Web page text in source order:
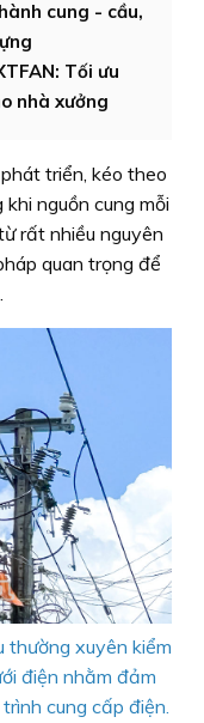
cung - cầu,
Tối ưu
nhà xưởng
triển, kéo theo
nguồn cung mỗi
rất nhiều nguyên
quan trọng để
thường xuyên kiểm
điện nhằm đảm
cung cấp điện.